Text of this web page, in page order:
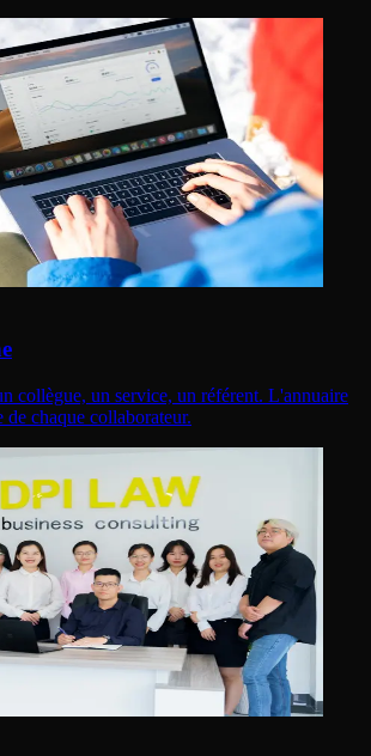
collègue, un service, un référent. L'annuaire
de chaque collaborateur.